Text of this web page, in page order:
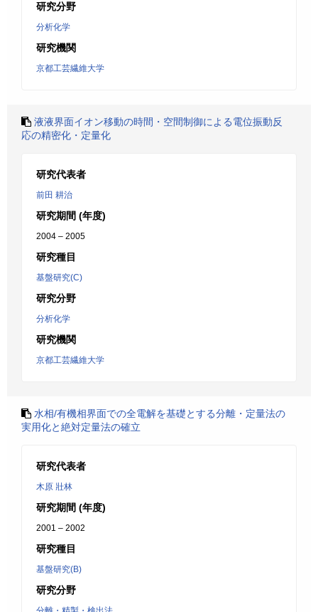
研究分野
分析化学
研究機関
京都工芸繊維大学
液液界面イオン移動の時間・空間制御による電位振動反
応の精密化・定量化
研究代表者
前田 耕治
研究期間 (年度)
2004 – 2005
研究種目
基盤研究(C)
研究分野
分析化学
研究機関
京都工芸繊維大学
水相/有機相界面での全電解を基礎とする分離・定量法の
実用化と絶対定量法の確立
研究代表者
木原 壯林
研究期間 (年度)
2001 – 2002
研究種目
基盤研究(B)
研究分野